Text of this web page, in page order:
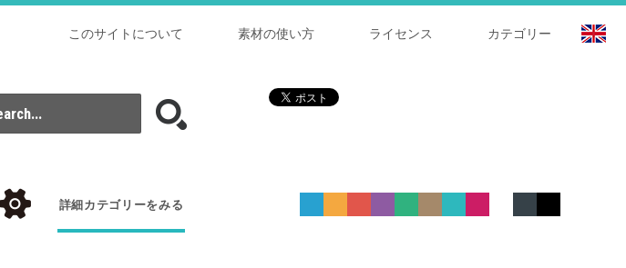
カテゴリー
ライセンス
素材の使い方
このサイトについて
詳細カテゴリーをみる